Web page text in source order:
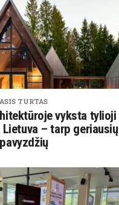
TURTAS
vyksta tylioji
– tarp geriausių